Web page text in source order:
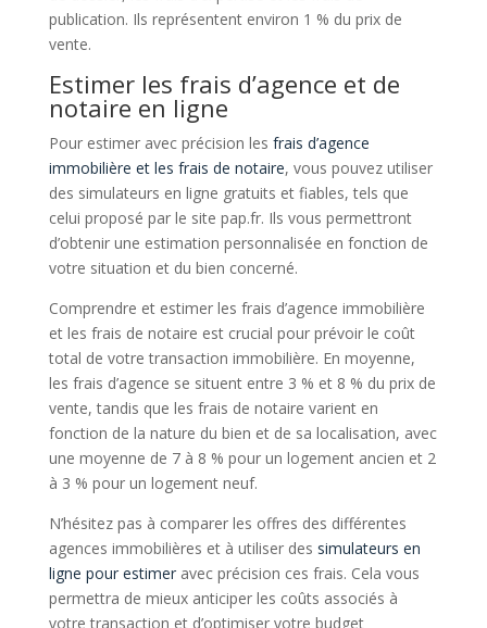
publication. Ils représentent environ 1 % du prix de
vente.
Estimer les frais d’agence et de
notaire en ligne
Pour estimer avec précision les frais d’agence
immobilière et les frais de notaire, vous pouvez utiliser
des simulateurs en ligne gratuits et fiables, tels que
celui proposé par le site pap.fr. Ils vous permettront
d’obtenir une estimation personnalisée en fonction de
votre situation et du bien concerné.
Comprendre et estimer les frais d’agence immobilière
et les frais de notaire est crucial pour prévoir le coût
total de votre transaction immobilière. En moyenne,
les frais d’agence se situent entre 3 % et 8 % du prix de
vente, tandis que les frais de notaire varient en
fonction de la nature du bien et de sa localisation, avec
une moyenne de 7 à 8 % pour un logement ancien et 2
à 3 % pour un logement neuf.
N’hésitez pas à comparer les offres des différentes
agences immobilières et à utiliser des simulateurs en
ligne pour estimer avec précision ces frais. Cela vous
permettra de mieux anticiper les coûts associés à
votre transaction et d’optimiser votre budget